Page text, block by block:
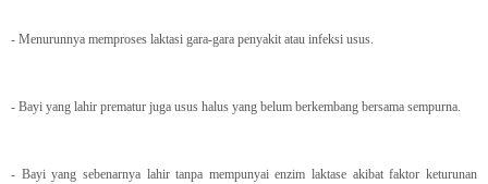
- Menurunnya memproses laktasi gara-gara penyakit atau infeksi usus.
- Bayi yang lahir prematur juga usus halus yang belum berkembang bersama sempurna.
- Bayi yang sebenarnya lahir tanpa mempunyai enzim laktase akibat faktor keturunan